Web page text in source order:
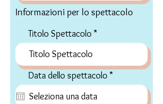
Informazioni per lo spettacolo
Titolo Spettacolo
Data dello spettacolo *
e